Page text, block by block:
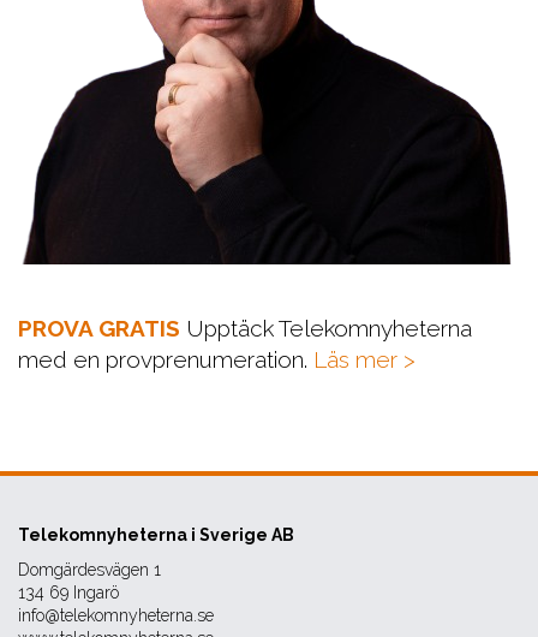
PROVA GRATIS Upptäck Telekomnyheterna
med en provprenumeration. Läs mer >
Telekomnyheterna i Sverige AB
Domgärdesvägen 1
134 69 Ingarö
info@telekomnyheterna.se